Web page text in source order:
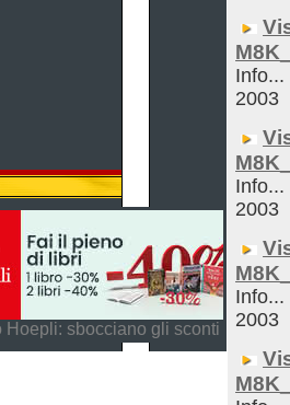
Hoepli: sbocciano gli sconti
Info...
2003
Info...
2003
Info...
2003